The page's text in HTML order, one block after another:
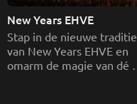
New Years EHVE
Stap in de nieuwe traditie
van New Years EHVE en
omarm de magie van dé